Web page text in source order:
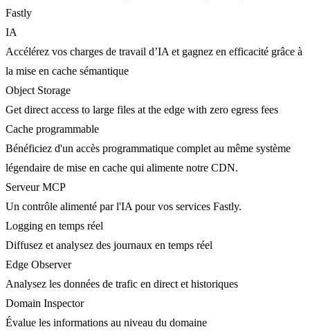
Fastly
IA
Accélérez vos charges de travail d’IA et gagnez en efficacité grâce à
la mise en cache sémantique
Object Storage
Get direct access to large files at the edge with zero egress fees
Cache programmable
Bénéficiez d'un accès programmatique complet au même système
légendaire de mise en cache qui alimente notre CDN.
Serveur MCP
Un contrôle alimenté par l'IA pour vos services Fastly.
Logging en temps réel
Diffusez et analysez des journaux en temps réel
Edge Observer
Analysez les données de trafic en direct et historiques
Domain Inspector
Évalue les informations au niveau du domaine